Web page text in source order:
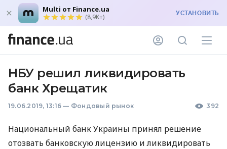
Multi от Finance.ua
(8,9K+) УСТАНОВИТЬ
НБУ решил ликвидировать
банк Хрещатик
19.06.2019, 13:16 — Фондовый рынок 392
Национальный банк Украины принял решение
отозвать банковскую лицензию и ликвидировать